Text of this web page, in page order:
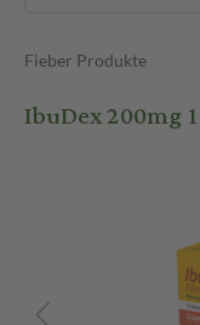
Fieber Produkte
IbuDex 200mg